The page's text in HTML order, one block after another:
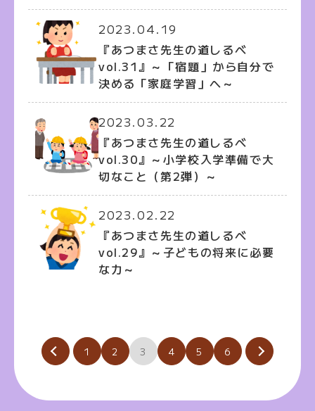
2023.04.19
『あつまさ先生の道しるべ
vol.31』～「宿題」から自分で
決める「家庭学習」へ～
2023.03.22
『あつまさ先生の道しるべ
vol.30』～小学校入学準備で大
切なこと（第2弾）～
2023.02.22
『あつまさ先生の道しるべ
vol.29』～子どもの将来に必要
な力～
投
の
1 2 3 4 5 6